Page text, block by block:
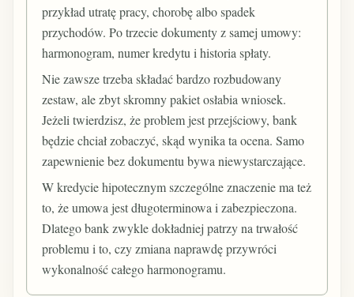
przykład utratę pracy, chorobę albo spadek
przychodów. Po trzecie dokumenty z samej umowy:
harmonogram, numer kredytu i historia spłaty.
Nie zawsze trzeba składać bardzo rozbudowany
zestaw, ale zbyt skromny pakiet osłabia wniosek.
Jeżeli twierdzisz, że problem jest przejściowy, bank
będzie chciał zobaczyć, skąd wynika ta ocena. Samo
zapewnienie bez dokumentu bywa niewystarczające.
W kredycie hipotecznym szczególne znaczenie ma też
to, że umowa jest długoterminowa i zabezpieczona.
Dlatego bank zwykle dokładniej patrzy na trwałość
problemu i to, czy zmiana naprawdę przywróci
wykonalność całego harmonogramu.